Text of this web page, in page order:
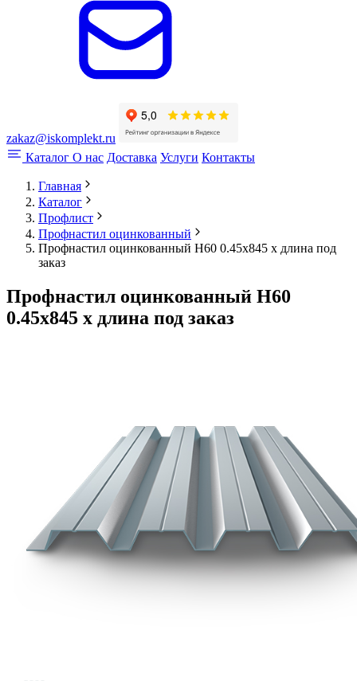
zakaz@iskomplekt.ru
Каталог О нас Доставка Услуги Контакты
Главная
Каталог
Профлист
Профнастил оцинкованный
Профнастил оцинкованный Н60 0.45x845 x длина под
заказ
Профнастил оцинкованный Н60
0.45x845 x длина под заказ